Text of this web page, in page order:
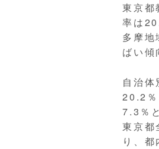
東京都
率は
多摩
ばい傾
自治
20.2％
7.3％
東京
り、